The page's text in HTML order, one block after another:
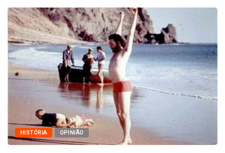
HISTÓRIA OPINIÃO